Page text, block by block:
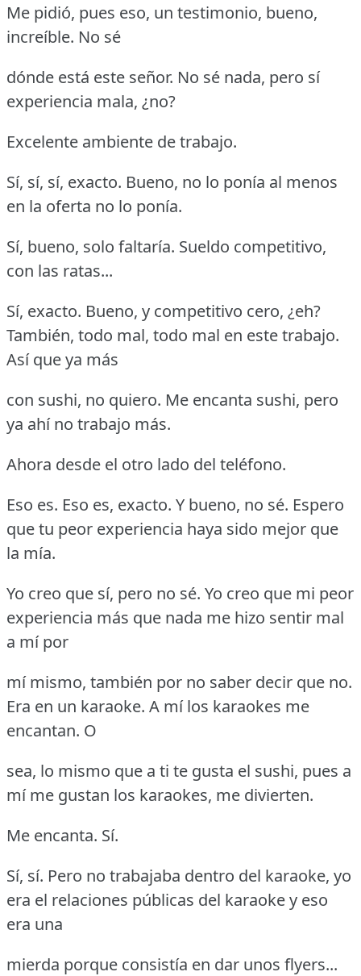
Me pidió, pues eso, un testimonio, bueno,
increíble. No sé
dónde está este señor. No sé nada, pero sí
experiencia mala, ¿no?
Excelente ambiente de trabajo.
Sí, sí, sí, exacto. Bueno, no lo ponía al menos
en la oferta no lo ponía.
Sí, bueno, solo faltaría. Sueldo competitivo,
con las ratas...
Sí, exacto. Bueno, y competitivo cero, ¿eh?
También, todo mal, todo mal en este trabajo.
Así que ya más
con sushi, no quiero. Me encanta sushi, pero
ya ahí no trabajo más.
Ahora desde el otro lado del teléfono.
Eso es. Eso es, exacto. Y bueno, no sé. Espero
que tu peor experiencia haya sido mejor que
la mía.
Yo creo que sí, pero no sé. Yo creo que mi peor
experiencia más que nada me hizo sentir mal
a mí por
mí mismo, también por no saber decir que no.
Era en un karaoke. A mí los karaokes me
encantan. O
sea, lo mismo que a ti te gusta el sushi, pues a
mí me gustan los karaokes, me divierten.
Me encanta. Sí.
Sí, sí. Pero no trabajaba dentro del karaoke, yo
era el relaciones públicas del karaoke y eso
era una
mierda porque consistía en dar unos flyers...